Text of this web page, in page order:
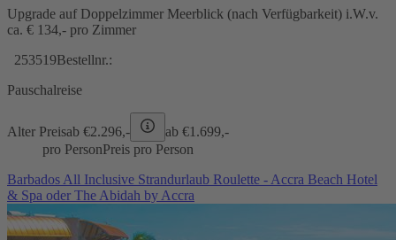
Upgrade auf Doppelzimmer Meerblick (nach Verfügbarkeit) i.W.v.
ca. € 134,- pro Zimmer
253519Bestellnr.:
Pauschalreise
Alter Preisab €2.296,- ab €1.699,-
pro PersonPreis pro Person
Barbados All Inclusive Strandurlaub Roulette - Accra Beach Hotel
& Spa oder The Abidah by Accra